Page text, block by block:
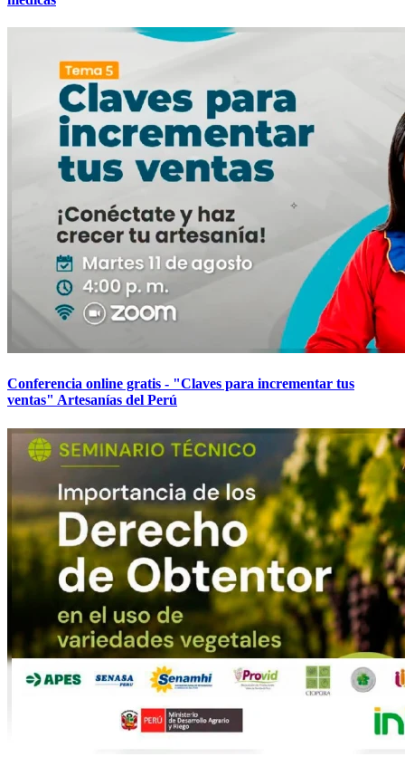
Conferencia online gratis - "Claves para incrementar tus
ventas" Artesanías del Perú